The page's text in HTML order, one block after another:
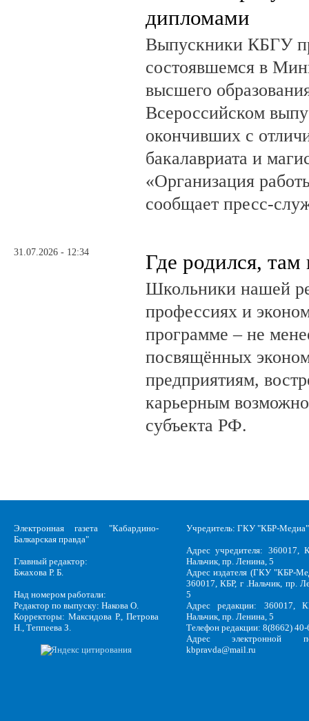
дипломами
Выпускники КБГУ
состоявшемся в
высшего
Всероссийском
окончивших с
бакалавриата и
«Организация
сообщает пресс-
31.07.2026 - 12:34 Где родился, там
Школьники нашей
профессиях и
программе – не
посвящённых
предприятиям,
карьерным
субъекта РФ.
Электронная газета "Кабардино-
Балкарская правда"
Главный редактор:
Бжахова Р. Б.
Над номером работали:
Редактор по выпуску: Накова О.
Корректоры: Максидова Р., Петрова
Н., Теппеева З.
Учредитель: ГКУ "КБР-Медиа"
Адрес учредителя: 360017,
Нальчик, пр. Ленина, 5
Адрес издателя (ГКУ "КБР-
360017, КБР, г .Нальчик, пр.
5
Адрес редакции: 360017,
Нальчик, пр. Ленина, 5
Телефон редакции: 8(8662)
Адрес электронной
kbpravda@mail.ru